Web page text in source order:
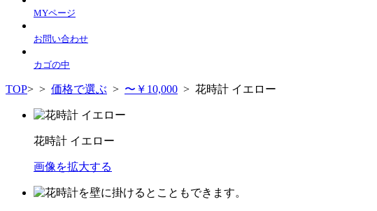
MYページ
お問い合わせ
カゴの中
TOP> > 価格で選ぶ > 〜￥10,000 > 花時計 イエロー
花時計 イエロー
画像を拡大する